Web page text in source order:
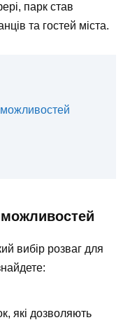
парк став
та гостей міста.
можливостей
можливостей
вибір розваг для
, які дозволяють